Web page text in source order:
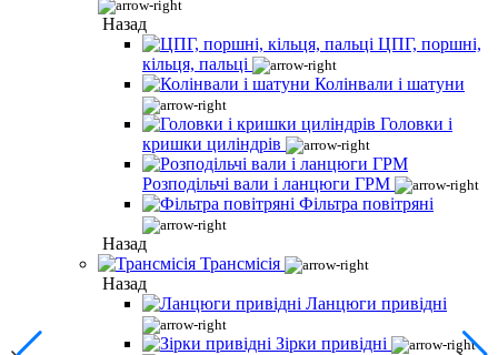
Назад
ЦПГ, поршні,
кільця, пальці
Колінвали і шатуни
Головки і
кришки циліндрів
Розподільчі вали і ланцюги ГРМ
Фільтра повітряні
Назад
Трансмісія
Назад
Ланцюги привідні
Зірки привідні